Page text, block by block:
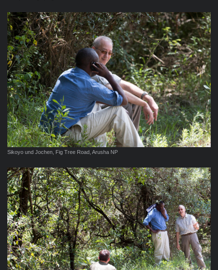
Sikoyo und Jochen, Fig Tree Road, Arusha NP